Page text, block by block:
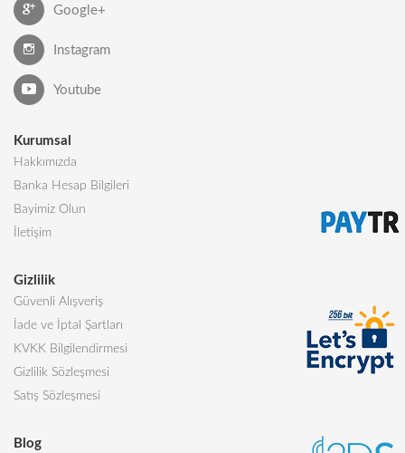
Google+
Instagram
Youtube
Kurumsal
Hakkımızda
Banka Hesap Bilgileri
Bayimiz Olun
İletişim
Gizlilik
Güvenli Alışveriş
İade ve İptal Şartları
KVKK Bilgilendirmesi
Gizlilik Sözleşmesi
Satış Sözleşmesi
Blog